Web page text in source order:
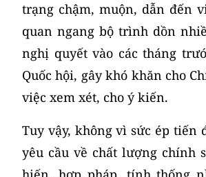
trạng chậm, muộn, dẫn đến
quan ngang bộ trình dồn
nghị quyết vào các tháng
Quốc hội, gây khó khăn cho
việc xem xét, cho ý kiến.
Tuy vậy, không vì sức ép tiến
yêu cầu về chất lượng chính